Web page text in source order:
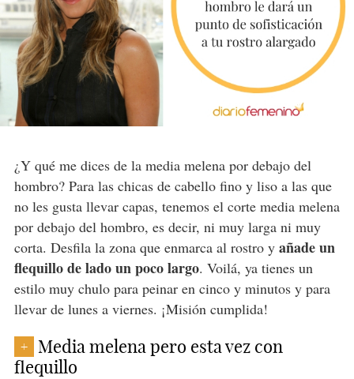
¿Y qué me dices de la media melena por debajo del
hombro? Para las chicas de cabello fino y liso a las que
no les gusta llevar capas, tenemos el corte media melena
por debajo del hombro, es decir, ni muy larga ni muy
corta. Desfila la zona que enmarca al rostro y añade un
flequillo de lado un poco largo. Voilá, ya tienes un
estilo muy chulo para peinar en cinco y minutos y para
llevar de lunes a viernes. ¡Misión cumplida!
+
Media melena pero esta vez con
flequillo